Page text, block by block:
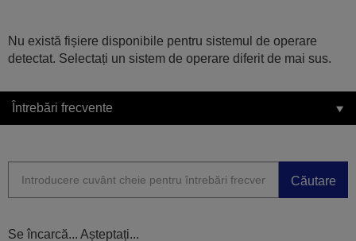
Nu există fișiere disponibile pentru sistemul de operare
detectat. Selectați un sistem de operare diferit de mai sus.
Întrebări frecvente
Căutare
Se încarcă... Așteptați...